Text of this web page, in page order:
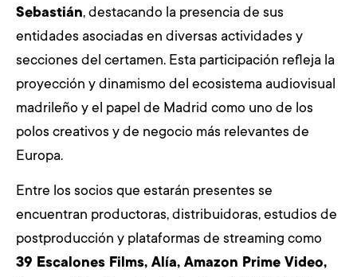
Sebastián, destacando la presencia de sus
entidades asociadas en diversas actividades y
secciones del certamen. Esta participación refleja la
proyección y dinamismo del ecosistema audiovisual
madrileño y el papel de Madrid como uno de los
polos creativos y de negocio más relevantes de
Europa.
Entre los socios que estarán presentes se
encuentran productoras, distribuidoras, estudios de
postproducción y plataformas de streaming como
39 Escalones Films, Alía, Amazon Prime Video,